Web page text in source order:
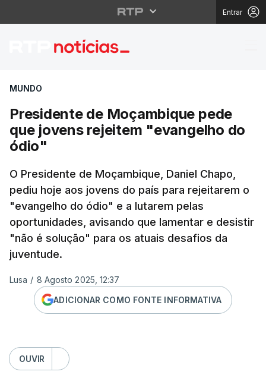
Entrar
Presidente de
MUNDO
Presidente de Moçambique pede
que jovens rejeitem "evangelho do
ódio"
O Presidente de Moçambique, Daniel Chapo,
pediu hoje aos jovens do país para rejeitarem o
"evangelho do ódio" e a lutarem pelas
oportunidades, avisando que lamentar e desistir
"não é solução" para os atuais desafios da
juventude.
Lusa / 8 Agosto 2025, 12:37
ADICIONAR COMO FONTE INFORMATIVA
OUVIR